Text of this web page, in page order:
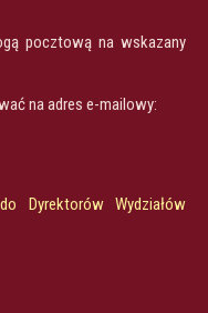
pocztową na wskazany
na adres e-mailowy:
Dyrektorów Wydziałów